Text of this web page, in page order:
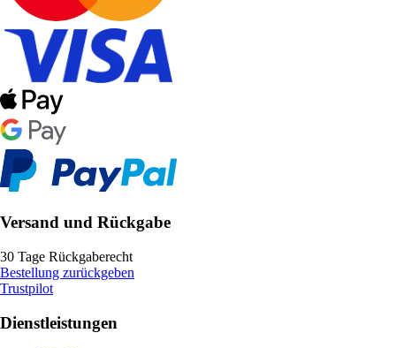
Versand und Rückgabe
30 Tage Rückgaberecht
Bestellung zurückgeben
Trustpilot
Dienstleistungen